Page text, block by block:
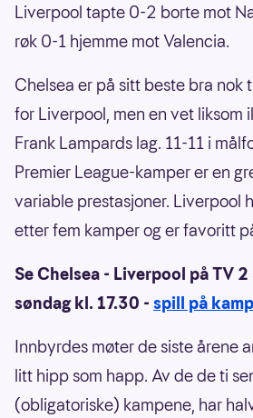
Liverpool tapte 0-2 borte mot
røk 0-1 hjemme mot Valencia.
Chelsea er på sitt beste bra nok
for Liverpool, men en vet liksom
Frank Lampards lag. 11-11 i
Premier League-kamper er en
variable prestasjoner. Liverpool
etter fem kamper og er favoritt
Se Chelsea - Liverpool på TV
søndag kl. 17.30 - spill på
Innbyrdes møter de siste årene
litt hipp som happ. Av de de ti
(obligatoriske) kampene, har